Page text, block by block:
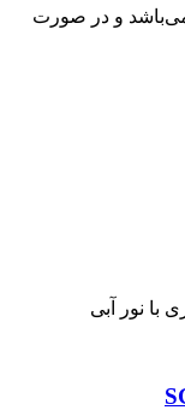
می‌باشد و در صورت